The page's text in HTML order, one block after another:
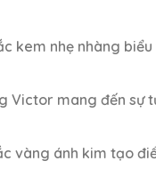
kem nhẹ nhàng
Victor mang đến sự
vàng ánh kim tạo